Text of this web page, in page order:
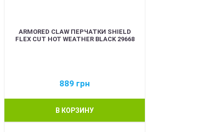
ARMORED CLAW ПЕРЧАТКИ SHIELD
FLEX CUT HOT WEATHER BLACK 29668
889 грн
В КОРЗИНУ